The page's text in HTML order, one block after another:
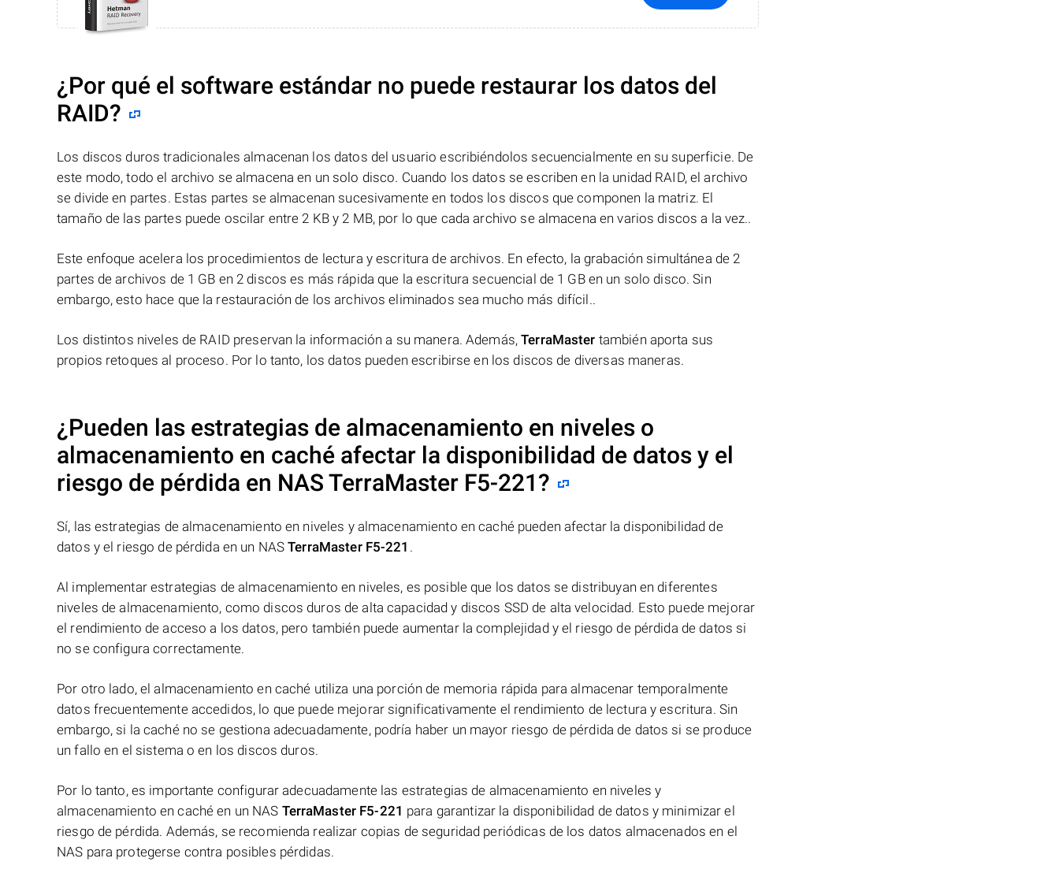
¿Por qué el software estándar no puede restaurar los datos del
RAID?
Los discos duros tradicionales almacenan los datos del usuario escribiéndolos secuencialmente en su superficie. De
este modo, todo el archivo se almacena en un solo disco. Cuando los datos se escriben en la unidad RAID, el archivo
se divide en partes. Estas partes se almacenan sucesivamente en todos los discos que componen la matriz. El
tamaño de las partes puede oscilar entre 2 KB y 2 MB, por lo que cada archivo se almacena en varios discos a la vez..
Este enfoque acelera los procedimientos de lectura y escritura de archivos. En efecto, la grabación simultánea de 2
partes de archivos de 1 GB en 2 discos es más rápida que la escritura secuencial de 1 GB en un solo disco. Sin
embargo, esto hace que la restauración de los archivos eliminados sea mucho más difícil..
Los distintos niveles de RAID preservan la información a su manera. Además,TerraMaster también aporta sus
propios retoques al proceso. Por lo tanto, los datos pueden escribirse en los discos de diversas maneras.
¿Pueden las estrategias de almacenamiento en niveles o
almacenamiento en caché afectar la disponibilidad de datos y el
riesgo de pérdida en NAS TerraMaster F5-221?
Sí, las estrategias de almacenamiento en niveles y almacenamiento en caché pueden afectar la disponibilidad de
datos y el riesgo de pérdida en un NASTerraMaster F5-221 .
Al implementar estrategias de almacenamiento en niveles, es posible que los datos se distribuyan en diferentes
niveles de almacenamiento, como discos duros de alta capacidad y discos SSD de alta velocidad. Esto puede mejorar
el rendimiento de acceso a los datos, pero también puede aumentar la complejidad y el riesgo de pérdida de datos si
no se configura correctamente.
Por otro lado, el almacenamiento en caché utiliza una porción de memoria rápida para almacenar temporalmente
datos frecuentemente accedidos, lo que puede mejorar significativamente el rendimiento de lectura y escritura. Sin
embargo, si la caché no se gestiona adecuadamente, podría haber un mayor riesgo de pérdida de datos si se produce
un fallo en el sistema o en los discos duros.
Por lo tanto, es importante configurar adecuadamente las estrategias de almacenamiento en niveles y
almacenamiento en caché en un NAS TerraMaster F5-221 para garantizar la disponibilidad de datos y minimizar el
riesgo de pérdida. Además, se recomienda realizar copias de seguridad periódicas de los datos almacenados en el
NAS para protegerse contra posibles pérdidas.